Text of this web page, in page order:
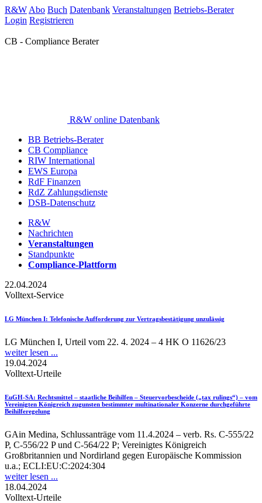
R&W Abo Buch Datenbank Veranstaltungen Betriebs-Berater
Login Registrieren
CB - Compliance Berater
R&W online Datenbank
BB Betriebs-Berater
CB Compliance
RIW International
EWS Europa
RdF Finanzen
RdZ Zahlungsdienste
DSB-Datenschutz
R&W
Nachrichten
Veranstaltungen
Standpunkte
Compliance-Plattform
22.04.2024
Volltext-Service
LG München I: Telefonische Aufforderung zur Vertragsbestätigung unzulässig
LG München I, Urteil vom 22. 4. 2024 – 4 HK O 11626/23
weiter lesen ...
19.04.2024
Volltext-Urteile
EuGH-SA: Rechtsmittel – staatliche Beihilfen – Steuervorbescheide („tax rulings“) – vom
Vereinigten Königreich zugunsten bestimmter multinationaler Konzerne durchgeführte
Beihilferegelung
GAin Medina, Schlussanträge vom 11.4.2024 – verb. Rs. C-555/22
P, C-556/22 P und C-564/22 P; Vereinigtes Königreich
Großbritannien und Nordirland gegen Europäische Kommission
u.a.; ECLI:EU:C:2024:304
weiter lesen ...
18.04.2024
Volltext-Urteile